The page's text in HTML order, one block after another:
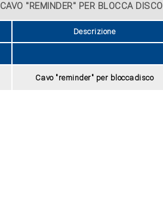
CAVO "REMINDER" PER BLOCCA DISCO
Descrizione
Cavo "reminder" per bloccadisco